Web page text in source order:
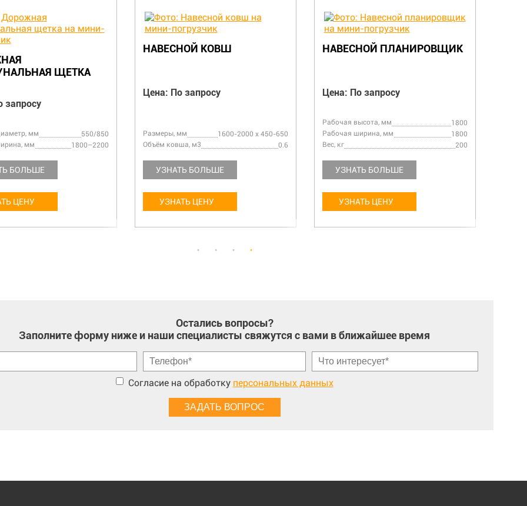
ЩЕТКА
запросу
мм
550/850
мм
1800–2200
БОЛЬШЕ
ЦЕНУ
НАВЕСНОЙ КОВШ
Цена: По запросу
Размеры, мм
1600-2000 х 450-650
Объём ковша, м3
0.6
УЗНАТЬ БОЛЬШЕ
УЗНАТЬ ЦЕНУ
НАВЕСНОЙ ПЛАНИРОВЩИК
Цена: По запросу
Рабочая высота, мм
1800
Рабочая ширина, мм
1800
Вес, кг
200
УЗНАТЬ БОЛЬШЕ
УЗНАТЬ ЦЕНУ
Остались вопросы?
Заполните форму ниже и наши специалисты свяжутся с вами в ближайшее время
Согласие на обработку персональных данных